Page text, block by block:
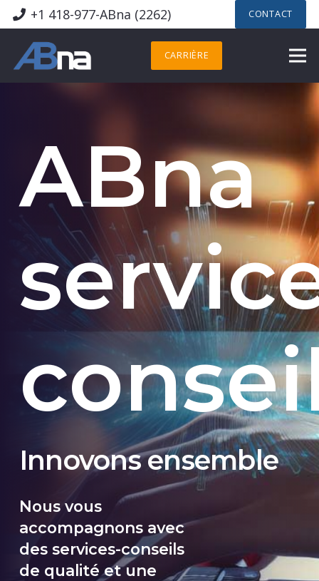
+1 418-977-ABna (2262) CONTACT
CARRIÈRE
ABna
Innovons ensemble
Nous vous
accompagnons avec
des services-conseils
de qualité et une